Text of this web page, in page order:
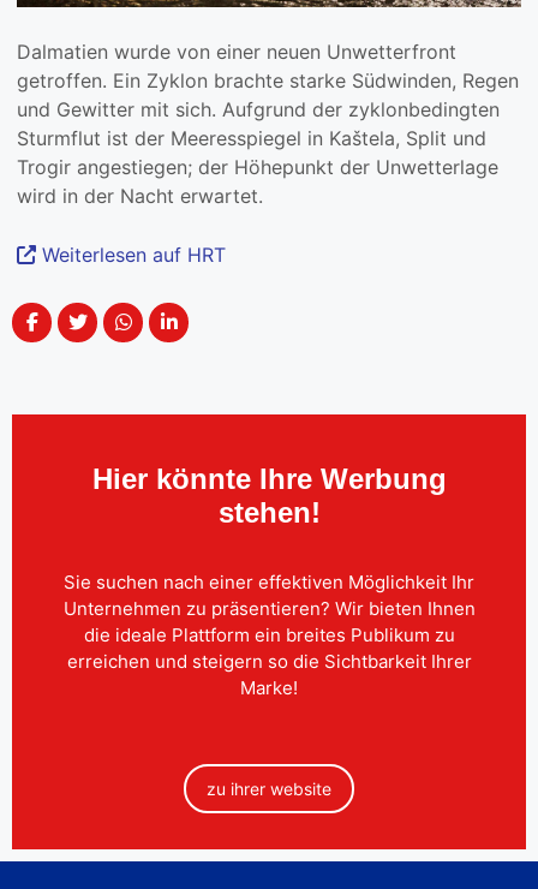
Dalmatien wurde von einer neuen Unwetterfront
getroffen. Ein Zyklon brachte starke Südwinden, Regen
und Gewitter mit sich. Aufgrund der zyklonbedingten
Sturmflut ist der Meeresspiegel in Kaštela, Split und
Trogir angestiegen; der Höhepunkt der Unwetterlage
wird in der Nacht erwartet.
Weiterlesen auf HRT
Hier könnte Ihre Werbung
stehen!
Sie suchen nach einer effektiven Möglichkeit Ihr
Unternehmen zu präsentieren? Wir bieten Ihnen
die ideale Plattform ein breites Publikum zu
erreichen und steigern so die Sichtbarkeit Ihrer
Marke!
zu ihrer website